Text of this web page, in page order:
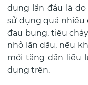
dụng lần đầu là
sử dụng quá nhiều
đau bụng, tiêu chảy
nhỏ lần đầu, nếu
mới tăng dần liều
dụng trên.